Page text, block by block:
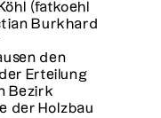
(fatkoehl
Burkhard
den
Erteilung
Bezirk
der Holzbau